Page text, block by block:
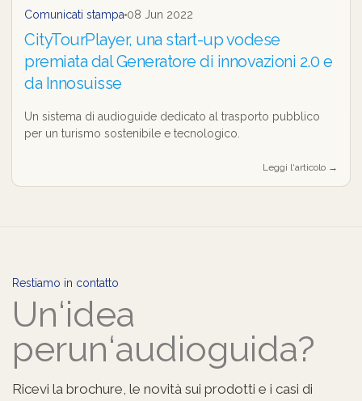
Comunicati stampa 08 Jun 2022
CityTourPlayer, una start-up vodese
premiata dal Generatore di innovazioni 2.0 e
da Innosuisse
Un sistema di audioguide dedicato al trasporto pubblico
per un turismo sostenibile e tecnologico.
Leggi l‘articolo →
Restiamo in contatto
Un‘idea
perun‘audioguida?
Ricevi la brochure, le novità sui prodotti e i casi di